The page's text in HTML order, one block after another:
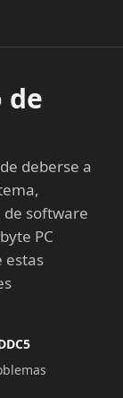
de
deberse a
software
PC
estas